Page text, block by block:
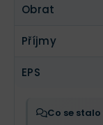
Obrat
Příjmy
EPS
Co se